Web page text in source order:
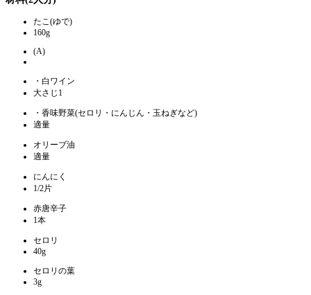
たこ(ゆで)
160g
(A)
・白ワイン
大さじ1
・香味野菜(セロリ・にんじん・玉ねぎなど)
適量
オリーブ油
適量
にんにく
1/2片
赤唐辛子
1本
セロリ
40g
セロリの葉
3g